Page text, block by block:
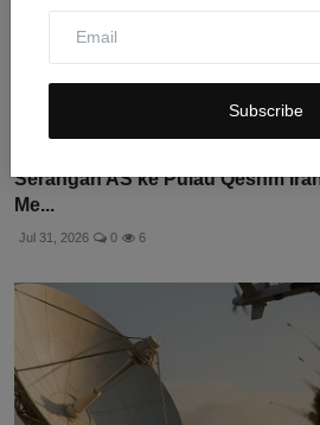
Subscribe
Serangan AS ke Pulau Qeshm
Me...
Jul 31, 2026 0 6